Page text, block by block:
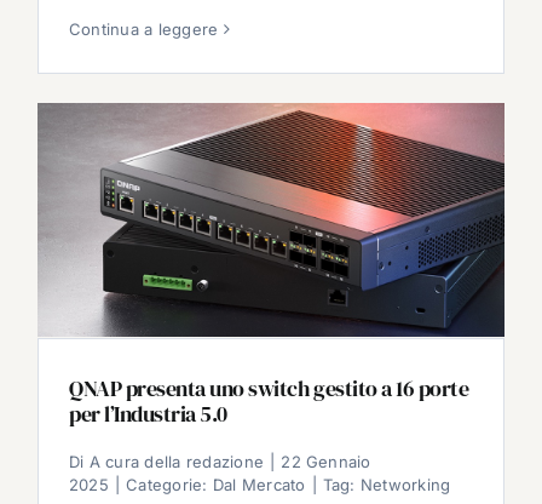
Continua a leggere
QNAP presenta uno switch gestito a 16 porte
per l’Industria 5.0
Di A cura della redazione
22 Gennaio
2025
Categorie: Dal Mercato Tag: Networking